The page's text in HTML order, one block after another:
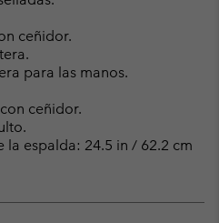
ceñidor.
para las manos.
ceñidor.
la espalda: 24.5 in / 62.2 cm